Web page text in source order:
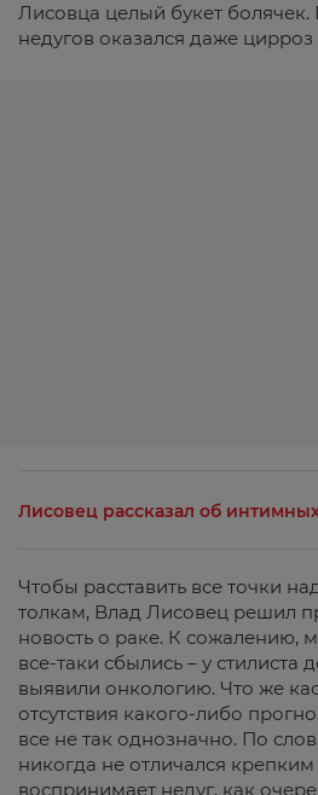
Лисовца целый букет болячек.
недугов оказался даже
Лисовец рассказал об
Чтобы расставить все точки
толкам, Влад Лисовец решил
новость о раке. К сожалению,
все-таки сбылись – у стилиста
выявили онкологию. Что же
отсутствия какого-либо
все не так однозначно. По
никогда не отличался
воспринимает недуг, как